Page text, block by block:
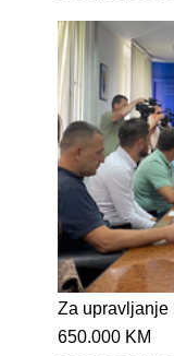
Za upravljanje
650.000 KM